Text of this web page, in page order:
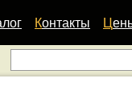
Контакты